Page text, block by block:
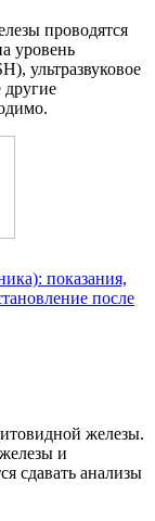
проводятся
уровень
ультразвуковое
показания,
после
железы.
и
сдавать анализы